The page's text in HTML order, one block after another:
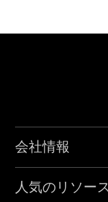
会社情報
人気のリソー